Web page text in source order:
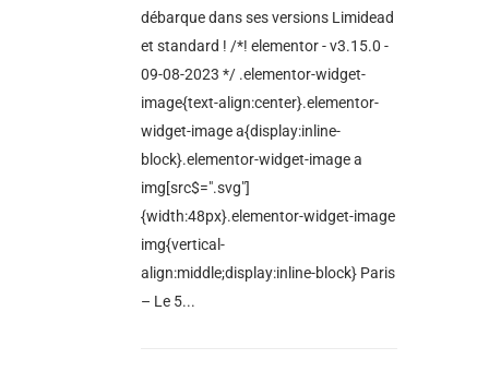
débarque dans ses versions Limidead
et standard ! /*! elementor - v3.15.0 -
09-08-2023 */ .elementor-widget-
image{text-align:center}.elementor-
widget-image a{display:inline-
block}.elementor-widget-image a
img[src$=".svg"]
{width:48px}.elementor-widget-image
img{vertical-
align:middle;display:inline-block} Paris
– Le 5...